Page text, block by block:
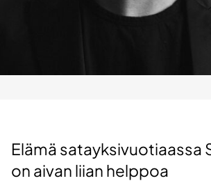
Elämä satayksivuotiaassa
on aivan liian helppoa